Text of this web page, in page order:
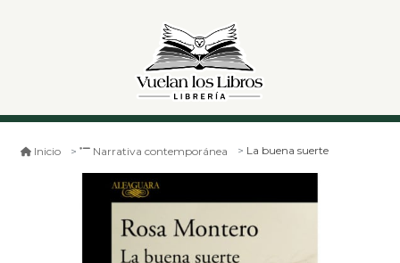
Inicio Narrativa contemporánea La buena suerte